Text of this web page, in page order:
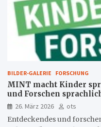
BILDER-GALERIE FORSCHUNG
MINT macht Kinder
und Forschen
26. März 2026
ots
Entdeckendes und